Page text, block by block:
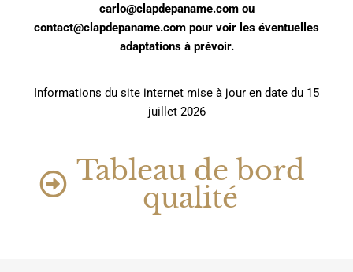
carlo@clapdepaname.comou
contact@clapdepaname.com pour voir les éventuelles
adaptations à prévoir.
Informations du site internet mise à jour en date du 15
juillet 2026
Tableau de bord
qualité